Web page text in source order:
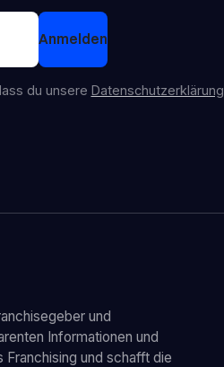
Anmelden
du unsere Datenschutzerklärung
und
Informationen und
und schafft die